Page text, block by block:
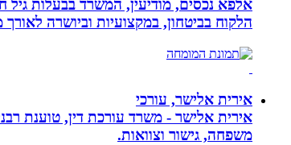
אלפא נכסים, מודיעין, המשרד בבעלות גיל
הלקוח בביטחון, במקצועיות וביושרה
אירית אלישר, עורכי
אירית אלישר - משרד עורכת דין, טוענת
משפחה, גישור וצוואות.